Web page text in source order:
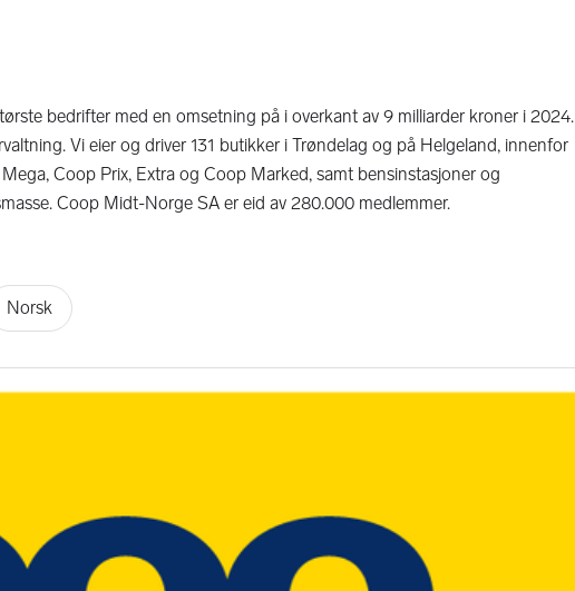
bedrifter med en omsetning på i overkant av 9 milliarder kroner i 2024.
Vi eier og driver 131 butikker i Trøndelag og på Helgeland, innenfor
Coop Prix, Extra og Coop Marked, samt bensinstasjoner og
Coop Midt-Norge SA er eid av 280.000 medlemmer.
Norsk